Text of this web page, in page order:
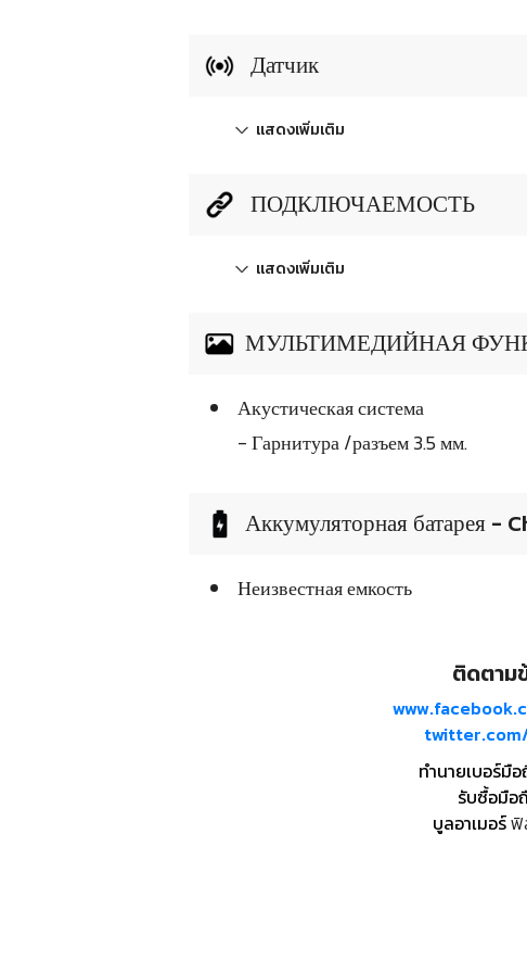
Датчик
แสดงเพิ่มเติม
ПОДКЛЮЧАЕМОСТЬ
แสดงเพิ่มเติม
МУЛЬТИМЕДИЙНАЯ
Акустическая система
- Гарнитура /разъем 3.5 мм.
Аккумуляторная батарея -
Неизвестная емкость
ติดตาม
ทำนายเบอร์มื
รับซื้อมือ
บูลอาเมอร์ฟิ